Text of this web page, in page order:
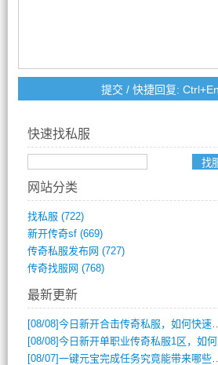
快速找私服
网站分类
找私服 (722)
新开传奇sf(669)
传奇私服发布网 (727)
传奇找服网 (768)
最新更新
[08/08]今日新开合击传奇私服，如何快速提升角色战力？
[08/08]今日新开单职业传奇私服1区，如何快速升级与获取顶级装备？
[08/07]一键元宝完成任务究竟能带来哪些超值优势？